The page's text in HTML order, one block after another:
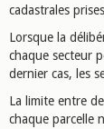
cadastrales
Lorsque la
chaque secteur
dernier cas, les
La limite entre
chaque parcelle